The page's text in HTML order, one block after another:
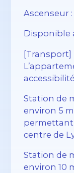
Ascenseur :
Disponible
[Transport]
Station de
environ 5
permettant
centre de
Station de
environ 10